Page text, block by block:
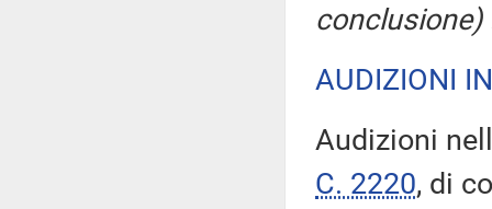
conclusione)
AUDIZIONI
Audizioni
C. 2220, di